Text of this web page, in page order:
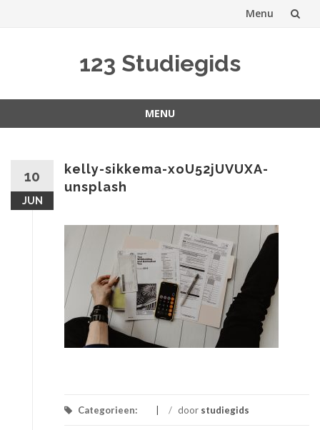
Menu
123 Studiegids
MENU
10
JUN
kelly-sikkema-xoU52jUVUXA-
unsplash
Categorieen: / door studiegids